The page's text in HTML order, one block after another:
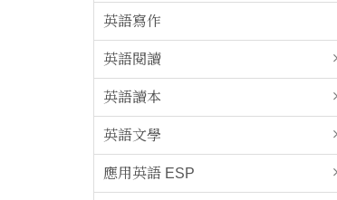
英語寫作
英語閱讀
英語讀本
英語文學
應用英語 ESP